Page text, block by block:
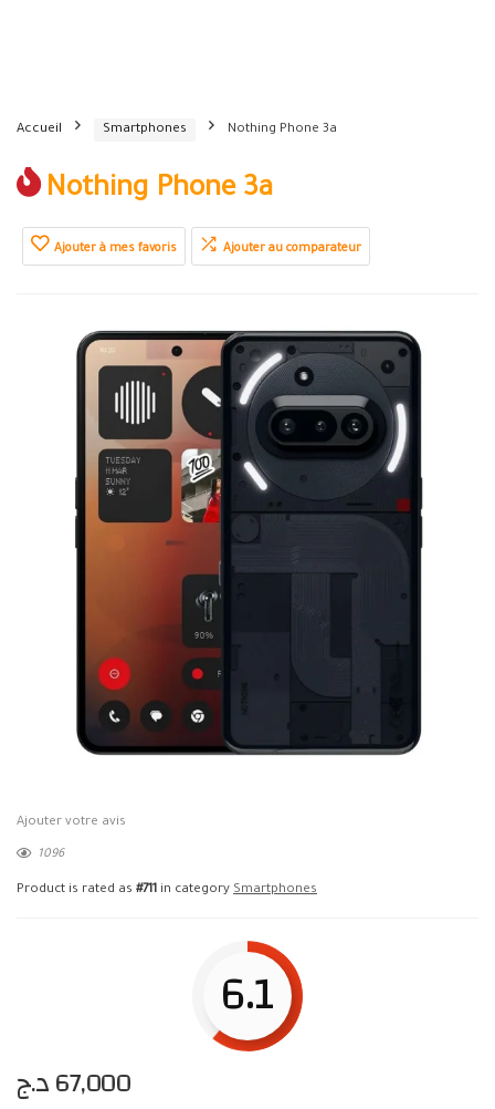
Accueil Smartphones Nothing Phone 3a
Nothing Phone 3a
Ajouter à mes favoris Ajouter au comparateur
Ajouter votre avis
1096
Product is rated as #711 in category Smartphones
6.1
67,000د.ج